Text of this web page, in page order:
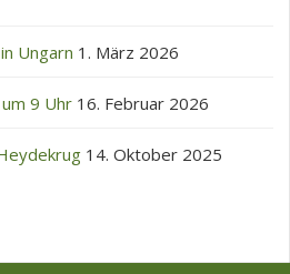
Ungarn 1. März 2026
9 Uhr 16. Februar 2026
14. Oktober 2025